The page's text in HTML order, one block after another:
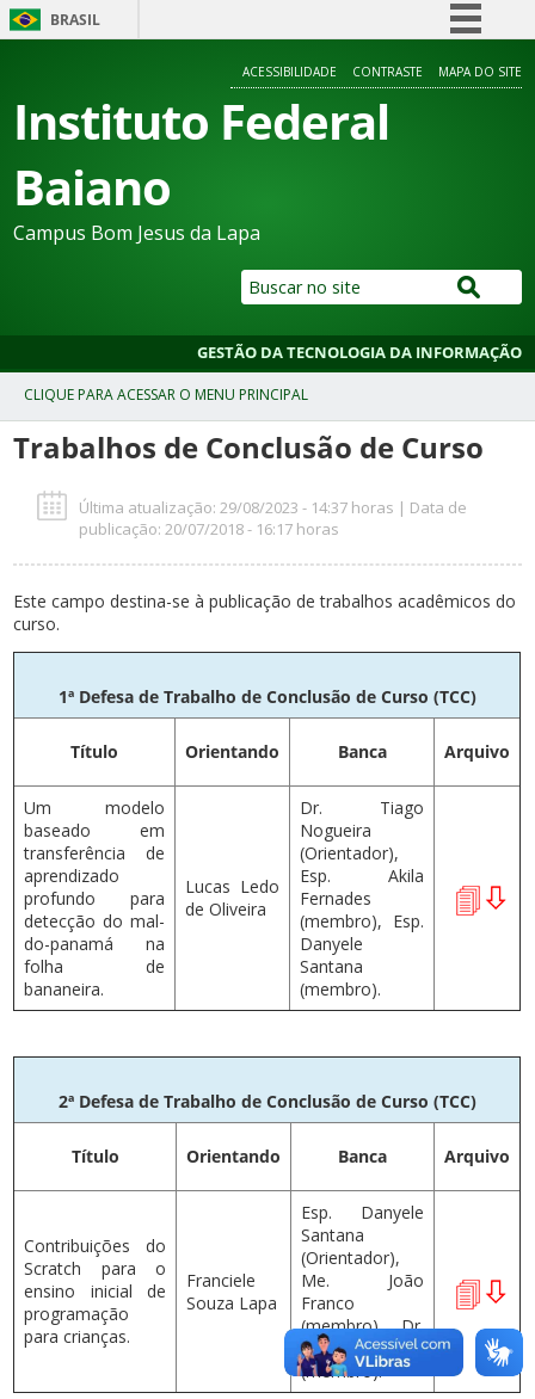
BRASIL
Participe
ACESSIBILIDADE CONTRASTE MAPA DO SITE
Instituto Federal
Baiano
Campus Bom Jesus da Lapa
GESTÃO DA TECNOLOGIA DA INFORMAÇÃO
Trabalhos de Conclusão de Curso
Última atualização: 29/08/2023 - 14:37 horas | Data de
publicação: 20/07/2018 - 16:17 horas
Este campo destina-se à publicação de trabalhos acadêmicos do
curso.
1ª Defesa de Trabalho de Conclusão de Curso (TCC)
Título Orientando Banca Arquivo
Um modelo
baseado em
transferência de
aprendizado
profundo para
detecção do mal-
do-panamá na
folha de
bananeira.
Lucas Ledo
de Oliveira
Dr. Tiago
Nogueira
(Orientador),
Esp. Akila
Fernades
(membro), Esp.
Danyele
Santana
(membro).
2ª Defesa de Trabalho de Conclusão de Curso (TCC)
Título Orientando Banca Arquivo
Contribuições do
Scratch para o
ensino inicial de
programação
para crianças.
Franciele
Souza Lapa
Esp. Danyele
Santana
(Orientador),
Me. João
Franco
(membro), Dr.
Tiago Nogueira
(membro).